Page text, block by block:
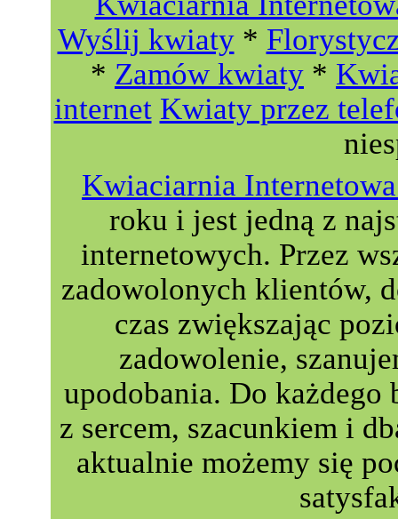
Wyślij kwiaty*
* Zamów kwiaty *
internet Kwiaty przez
Kwiaciarnia
roku i jest jedną z
internetowych. Przez
zadowolonych klientów,
czas zwiększając
zadowolenie,
upodobania. Do
z sercem, szacunkiem i
aktualnie możemy się